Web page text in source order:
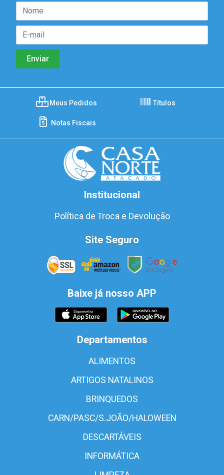
Meus Pedidos Títulos
Notas Fiscais
Institucional
Política de Troca e Devolução
Site Seguro
Baixe já nosso APP
Departamentos
ALIMENTOS
ARTIGOS NATALINOS
BRINQUEDOS
CARN/PASC/S.JOÃO/HALOWEEN
DESCARTÁVEIS
INFORMÁTICA